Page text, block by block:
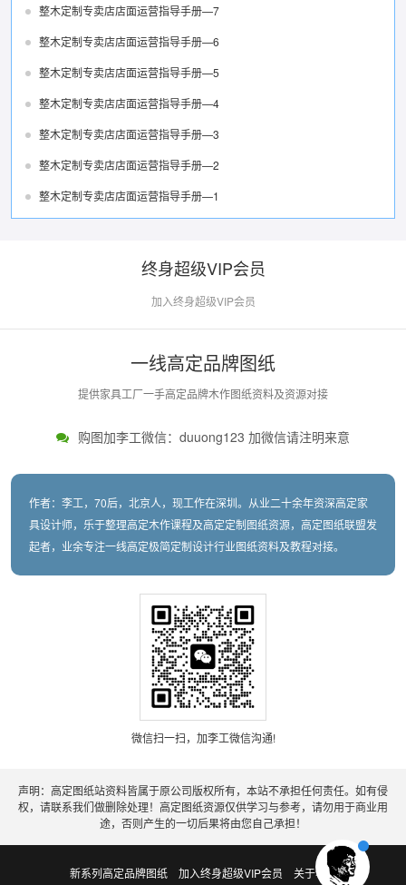
整木定制专卖店店面运营指导手册—7
整木定制专卖店店面运营指导手册—6
整木定制专卖店店面运营指导手册—5
整木定制专卖店店面运营指导手册—4
整木定制专卖店店面运营指导手册—3
整木定制专卖店店面运营指导手册—2
整木定制专卖店店面运营指导手册—1
终身超级VIP会员
加入终身超级VIP会员
一线高定品牌图纸
提供家具工厂一手高定品牌木作图纸资料及资源对接
购图加李工微信：duuong123 加微信请注明来意
作者：李工，70后，北京人，现工作在深圳。从业二十余年资深高定家
具设计师，乐于整理高定木作课程及高定定制图纸资源，高定图纸联盟发
起者，业余专注一线高定极简定制设计行业图纸资料及教程对接。
微信扫一扫，加李工微信沟通!
声明：高定图纸站资料皆属于原公司版权所有，本站不承担任何责任。如有侵
权，请联系我们做删除处理！高定图纸资源仅供学习与参考，请勿用于商业用
途，否则产生的一切后果将由您自己承担！
新系列高定品牌图纸 加入终身超级VIP会员 关于老李